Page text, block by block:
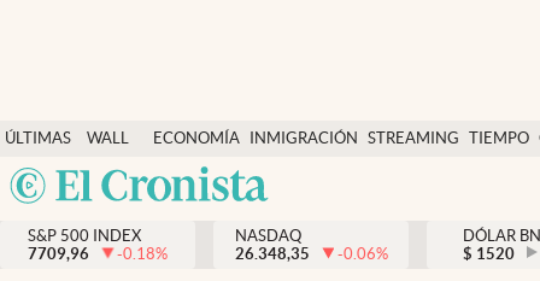
ÚLTIMAS
NOTICIAS
WALL
STREET
Y
DÓLAR
ECONOMÍA INMIGRACIÓN STREAMING TIEMPO
México
Finanzas y economía
Wall Street y dólar
Inmigración
S&P 500 INDEX
7709,96
-0.18%
NASDAQ
26.348,35
-0.06%
DÓLAR
$ 1520